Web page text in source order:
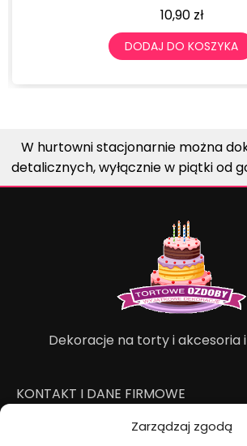
Zarządzaj zgodą
W hurtowni stacjonarnie można
detalicznych, wyłącznie w piątki od
Dekoracje na torty i akcesoria
KONTAKT I DANE FIRMOWE
+48 511 246 275